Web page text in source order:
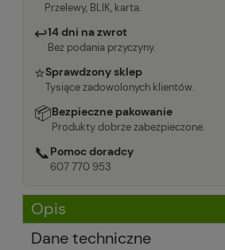
Przelewy, BLIK, karta.
↩14 dni na zwrot
Bez podania przyczyny.
⭐Sprawdzony sklep
Tysiące zadowolonych klientów.
📦Bezpieczne pakowanie
Produkty dobrze zabezpieczone.
📞Pomoc doradcy
607 770 953
Opis
Dane techniczne